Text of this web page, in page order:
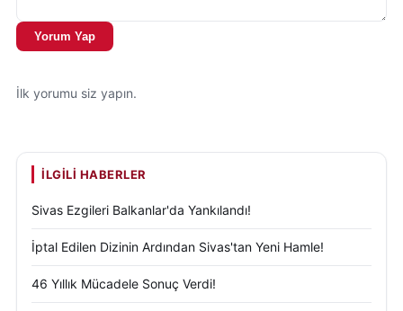
Yorum Yap
İlk yorumu siz yapın.
İLGILI HABERLER
Sivas Ezgileri Balkanlar'da Yankılandı!
İptal Edilen Dizinin Ardından Sivas'tan Yeni Hamle!
46 Yıllık Mücadele Sonuç Verdi!